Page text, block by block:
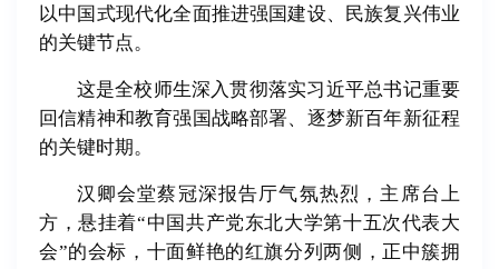
以中国式现代化全面推进强国建设、民族复兴伟业
的关键节点。
这是全校师生深入贯彻落实习近平总书记重要
回信精神和教育强国战略部署、逐梦新百年新征程
的关键时期。
汉卿会堂蔡冠深报告厅气氛热烈，主席台上
方，悬挂着“中国共产党东北大学第十五次代表大
会”的会标，十面鲜艳的红旗分列两侧，正中簇拥